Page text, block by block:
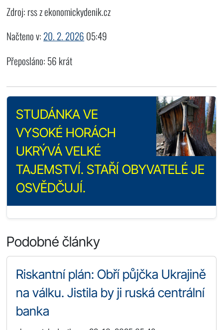
Zdroj: rss z ekonomickydenik.cz
Načteno v: 20. 2. 2026 05:49
Přeposláno: 56 krát
STUDÁNKA VE
VYSOKÉ HORÁCH
UKRÝVÁ VELKÉ
TAJEMSTVÍ. STAŘÍ OBYVATELÉ JE
OSVĚDČUJÍ.
Podobné články
Riskantní plán: Obří půjčka Ukrajině
na válku. Jistila by ji ruská centrální
banka